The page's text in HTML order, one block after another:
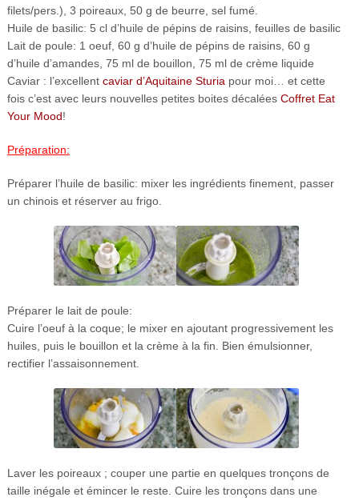
filets/pers.), 3 poireaux, 50 g de beurre, sel fumé.
Huile de basilic: 5 cl d’huile de pépins de raisins, feuilles de basilic
Lait de poule: 1 oeuf, 60 g d’huile de pépins de raisins, 60 g
d’huile d’amandes, 75 ml de bouillon, 75 ml de crème liquide
Caviar : l’excellent caviar d’Aquitaine Sturia pour moi… et cette
fois c’est avec leurs nouvelles petites boites décalées Coffret Eat
Your Mood!
Préparation:
Préparer l’huile de basilic: mixer les ingrédients finement, passer
un chinois et réserver au frigo.
Préparer le lait de poule:
Cuire l’oeuf à la coque; le mixer en ajoutant progressivement les
huiles, puis le bouillon et la crème à la fin. Bien émulsionner,
rectifier l’assaisonnement.
Laver les poireaux ; couper une partie en quelques tronçons de
taille inégale et émincer le reste. Cuire les tronçons dans une